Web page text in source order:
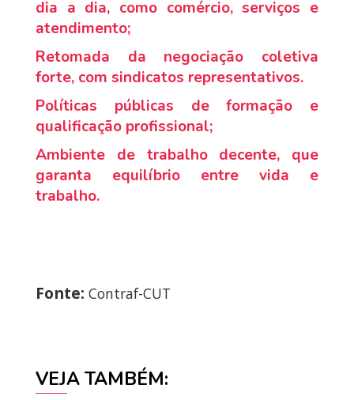
dia a dia, como comércio, serviços e
atendimento;
Retomada da negociação coletiva
forte, com sindicatos representativos.
Políticas públicas de formação e
qualificação profissional;
Ambiente de trabalho decente, que
garanta equilíbrio entre vida e
trabalho.
Fonte: Contraf-CUT
VEJA TAMBÉM: